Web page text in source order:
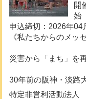
開
始
申込締切：2026年04
《私たちからのメッ
災害から「まち」を
30年前の阪神・淡路
特定非営利活動法人